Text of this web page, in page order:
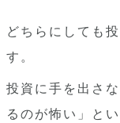
どちらにしても
す。
投資に手を出さ
るのが怖い」と